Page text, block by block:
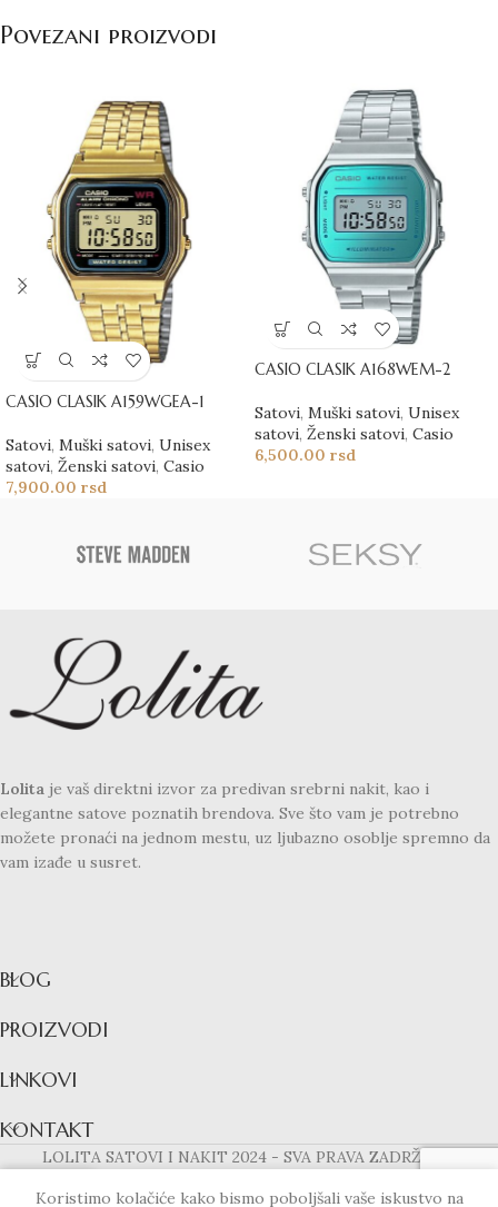
Povezani proizvodi
CASIO CLASIK A159WGEA-1
Satovi, Muški satovi, Unisex
satovi, Ženski satovi, Casio
7,900.00 rsd
CASIO CLASIK A168WEM-2
Satovi, Muški satovi, Unisex
satovi, Ženski satovi, Casio
6,500.00 rsd
Lolita je vaš direktni izvor za predivan srebrni nakit, kao i
elegantne satove poznatih brendova. Sve što vam je potrebno
možete pronaći na jednom mestu, uz ljubazno osoblje spremno da
vam izađe u susret.
BLOG
PROIZVODI
LINKOVI
KONTAKT
LOLITA SATOVI I NAKIT 2024 - SVA PRAVA ZADRŽANA!
Koristimo kolačiće kako bismo poboljšali vaše iskustvo na